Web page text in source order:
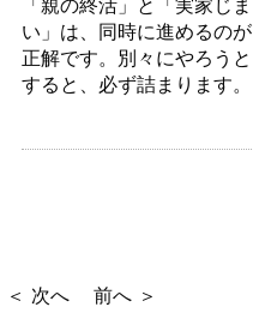
「親の終活」と「実家じま
い」は、同時に進めるのが
正解です。別々にやろうと
すると、必ず詰まります。
＜ 次へ 前へ ＞